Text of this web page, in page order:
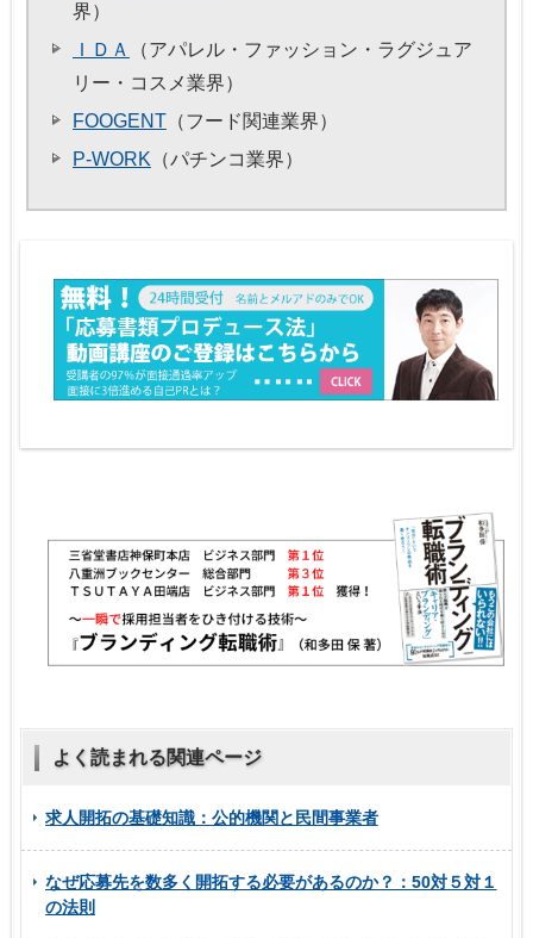
界）
ＩＤＡ
（アパレル・ファッション・ラグジュア
リー・コスメ業界）
FOOGENT（フード関連業界）
P-WORK （パチンコ業界）
よく読まれる関連ページ
求人開拓の基礎知識：公的機関と民間事業者
なぜ応募先を数多く開拓する必要があるのか？：50対５対１
の法則